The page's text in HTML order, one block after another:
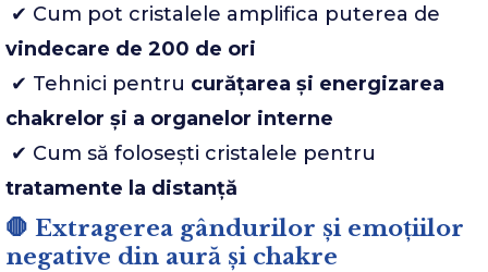
✔ Cum pot cristalele amplifica puterea de
vindecare de 200 de ori
✔ Tehnici pentru curățarea și energizarea
chakrelor și a organelor interne
✔ Cum să folosești cristalele pentru
tratamente la distanță
🛑 Extragerea gândurilor și emoțiilor
negative din aură și chakre